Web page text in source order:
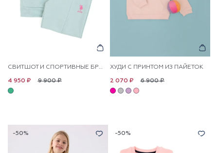
СВИТШОТ И СПОРТИВНЫЕ БРЮКИ ДЛЯ ДЕВОЧЕК
9 900 ₽
4 950 ₽
ХУДИ С ПРИНТОМ ИЗ ПАЙЕТОК
6 900 ₽
2 070 ₽
-50% -50%